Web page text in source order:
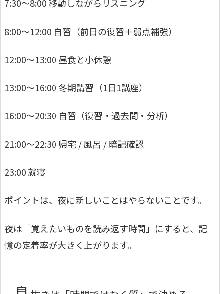
7:30〜8:00 移動しながらリスニング
8:00〜12:00 自習（前日の復習＋弱点補強）
12:00〜13:00 昼食と小休憩
13:00〜16:00 冬期講習（1日1講座）
16:00〜20:30 自習（復習・過去問・分析）
21:00〜22:30 帰宅 / 風呂 / 暗記確認
23:00 就寝
ポイントは、夜に新しいことはやらないことです。
夜は「覚えたいものを読み返す時間」にすると、記
憶の定着率が大きく上がります。